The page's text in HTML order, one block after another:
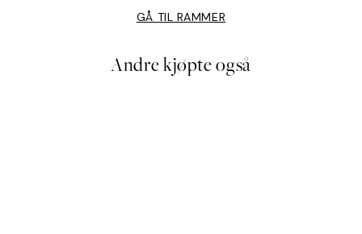
GÅ TIL RAMMER
Andre kjøpte også